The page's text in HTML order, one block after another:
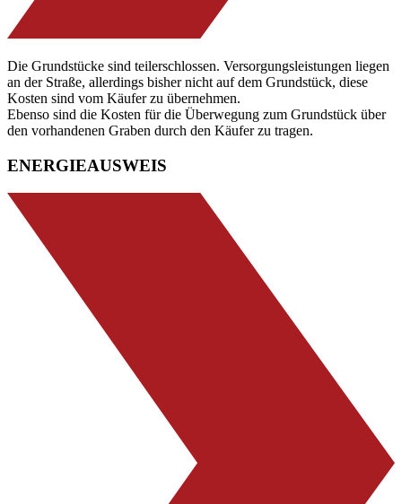
Die Grundstücke sind teilerschlossen. Versorgungsleistungen liegen
an der Straße, allerdings bisher nicht auf dem Grundstück, diese
Kosten sind vom Käufer zu übernehmen.
Ebenso sind die Kosten für die Überwegung zum Grundstück über
den vorhandenen Graben durch den Käufer zu tragen.
ENERGIEAUSWEIS